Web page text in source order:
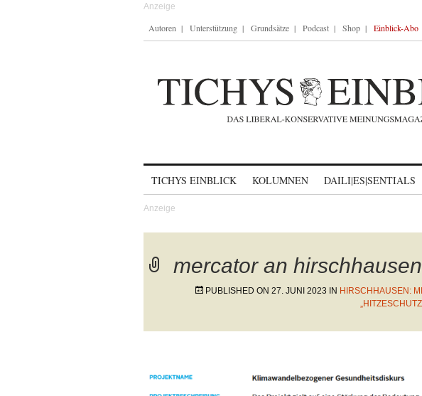
Autoren Unterstützung Grundsätze Podcast Shop Einblick-Abo
TICHYS EINBLICK KOLUMNEN DAILI|ES|SENTIALS
mercator an hirschhausen
PUBLISHED ON 27. JUNI 2023 IN HIRSCHHAUSEN: